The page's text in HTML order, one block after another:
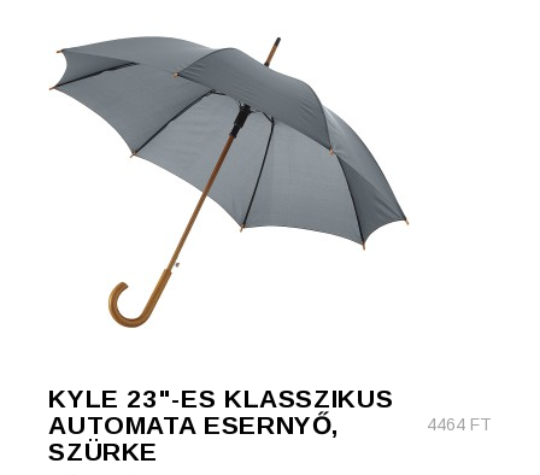
KYLE 23"-ES KLASSZIKUS
AUTOMATA ESERNYŐ,
SZÜRKE
4464 FT